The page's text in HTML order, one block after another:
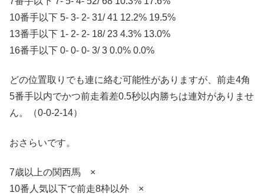
10番手以下 5- 3- 2- 31/ 41 12.2% 19.5%
13番手以下 1- 2- 2- 18/ 23 4.3% 13.0%
16番手以下 0- 0- 0- 3/ 3 0.0% 0.0%
どの位置取りでも連に絡む可能性がありますが、前走4角
5番手以内でかつ前走着差0.5秒以内勝ちは連対がありませ
ん。（0-0-2-14）
おさらいです。
7歳以上の関西馬 ×
10番人気以下で前走8枠以外 ×